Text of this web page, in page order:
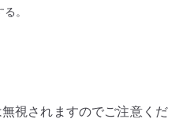
。
視されますのでご注意くだ